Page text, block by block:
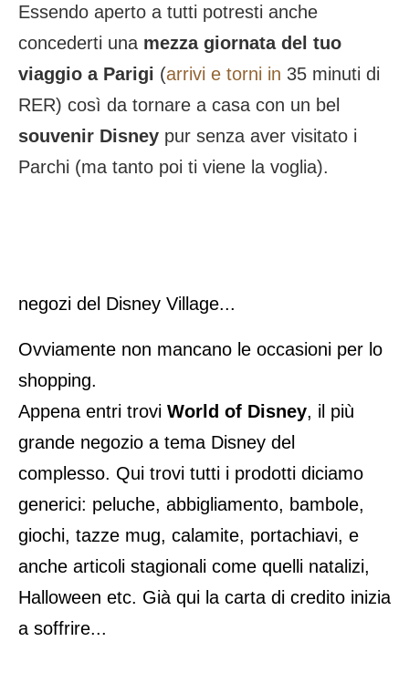
Essendo aperto a tutti potresti anche
concederti una mezza giornata del tuo
viaggio a Parigi (arrivi e torni in 35 minuti di
RER) così da tornare a casa con un bel
souvenir Disney pur senza aver visitato i
Parchi (ma tanto poi ti viene la voglia).
negozi del Disney Village...
Ovviamente non mancano le occasioni per lo
shopping.
Appena entri trovi World of Disney, il più
grande negozio a tema Disney del
complesso. Qui trovi tutti i prodotti diciamo
generici: peluche, abbigliamento, bambole,
giochi, tazze mug, calamite, portachiavi, e
anche articoli stagionali come quelli natalizi,
Halloween etc. Già qui la carta di credito inizia
a soffrire...